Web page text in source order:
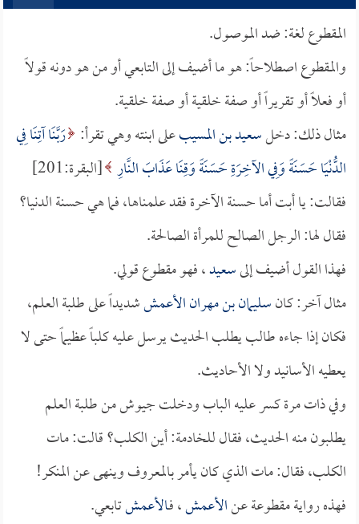
المقطوع لغة: ضد الموصول.
والمقطوع اصطلاحاً: هو ما أضيف إلى التابعي أو من هو دونه قولاً
أو فعلاً أو تقريراً أو صفة خلقية أو صفة خلقية.
مثال ذلك: دخلسعيد بن المسيبعلى ابنته وهي تقرأ: رَبَّنَا آتِنَا فِي
الدُّنْيَا حَسَنَةً وَفِي الآخِرَةِ حَسَنَةً وَقِنَا عَذَابَ النَّارِ
[البقرة:201]
فقالت: يا أبت أما حسنة الآخرة فقد علمناها، فما هي حسنة الدنيا؟
فقال لها: الرجل الصالح للمرأة الصالحة.
فهذا القول أضيف إلىسعيد، فهو مقطوع قولي.
مثال آخر: كانسليمان بن مهران الأعمششديداً على طلبة العلم،
فكان إذا جاءه طالب يطلب الحديث يرسل عليه كلباً عظيماً حتى لا
يعطيه الأسانيد ولا الأحاديث.
وفي ذات مرة كسر عليه الباب ودخلت جيوش من طلبة العلم
يطلبون منه الحديث، فقال للخادمة: أين الكلب؟ قالت: مات
الكلب، فقال: مات الذي كان يأمر بالمعروف وينهى عن المنكر!
فهذه رواية مقطوعة عنالأعمش، فـالأعمشتابعي.